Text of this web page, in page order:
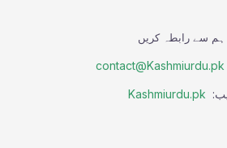
ہم سے رابطہ کریں
contact@Kashmiurdu.pk
Kashmiurdu.pk